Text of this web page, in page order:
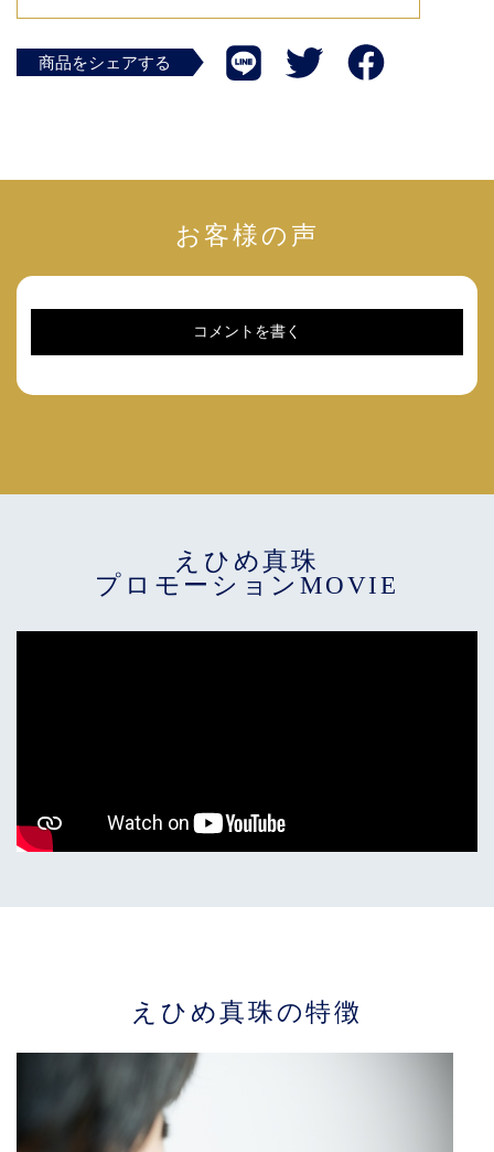
商品をシェアする
お客様の声
コメントを書く
えひめ真珠
プロモーションMOVIE
えひめ真珠の特徴